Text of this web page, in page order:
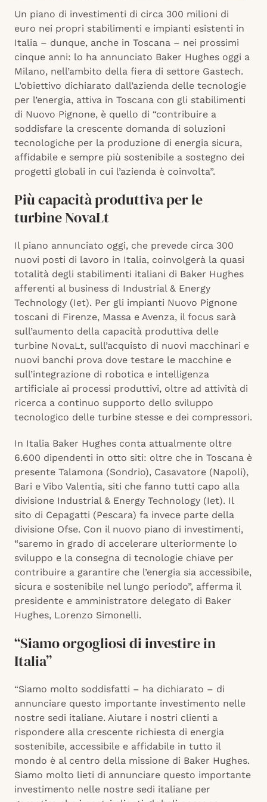
Un piano di investimenti di circa 300 milioni di
euro nei propri stabilimenti e impianti esistenti in
Italia – dunque, anche in Toscana – nei prossimi
cinque anni: lo ha annunciato Baker Hughes oggi a
Milano, nell’ambito della fiera di settore Gastech.
L’obiettivo dichiarato dall’azienda delle tecnologie
per l’energia, attiva in Toscana con gli stabilimenti
di Nuovo Pignone, è quello di “contribuire a
soddisfare la crescente domanda di soluzioni
tecnologiche per la produzione di energia sicura,
affidabile e sempre più sostenibile a sostegno dei
progetti globali in cui l’azienda è coinvolta”.
Più capacità produttiva per le
turbine NovaLt
Il piano annunciato oggi, che prevede circa 300
nuovi posti di lavoro in Italia, coinvolgerà la quasi
totalità degli stabilimenti italiani di Baker Hughes
afferenti al business di Industrial & Energy
Technology (Iet). Per gli impianti Nuovo Pignone
toscani di Firenze, Massa e Avenza, il focus sarà
sull’aumento della capacità produttiva delle
turbine NovaLt, sull’acquisto di nuovi macchinari e
nuovi banchi prova dove testare le macchine e
sull’integrazione di robotica e intelligenza
artificiale ai processi produttivi, oltre ad attività di
ricerca a continuo supporto dello sviluppo
tecnologico delle turbine stesse e dei compressori.
In Italia Baker Hughes conta attualmente oltre
6.600 dipendenti in otto siti: oltre che in Toscana è
presente Talamona (Sondrio), Casavatore (Napoli),
Bari e Vibo Valentia, siti che fanno tutti capo alla
divisione Industrial & Energy Technology (Iet). Il
sito di Cepagatti (Pescara) fa invece parte della
divisione Ofse. Con il nuovo piano di investimenti,
“saremo in grado di accelerare ulteriormente lo
sviluppo e la consegna di tecnologie chiave per
contribuire a garantire che l’energia sia accessibile,
sicura e sostenibile nel lungo periodo”, afferma il
presidente e amministratore delegato di Baker
Hughes, Lorenzo Simonelli.
“Siamo orgogliosi di investire in
Italia”
“Siamo molto soddisfatti – ha dichiarato – di
annunciare questo importante investimento nelle
nostre sedi italiane. Aiutare i nostri clienti a
rispondere alla crescente richiesta di energia
sostenibile, accessibile e affidabile in tutto il
mondo è al centro della missione di Baker Hughes.
Siamo molto lieti di annunciare questo importante
investimento nelle nostre sedi italiane per